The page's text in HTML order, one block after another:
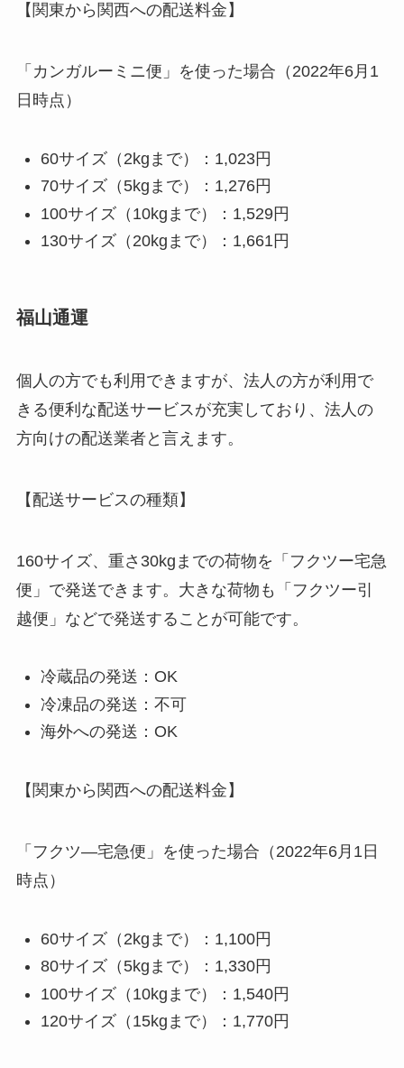
【関東から関西への配送料金】
「カンガルーミニ便」を使った場合（2022年6月1
日時点）
60サイズ（2kgまで）：1,023円
70サイズ（5kgまで）：1,276円
100サイズ（10kgまで）：1,529円
130サイズ（20kgまで）：1,661円
福山通運
個人の方でも利用できますが、法人の方が利用で
きる便利な配送サービスが充実しており、法人の
方向けの配送業者と言えます。
【配送サービスの種類】
160サイズ、重さ30kgまでの荷物を「フクツー宅急
便」で発送できます。大きな荷物も「フクツー引
越便」などで発送することが可能です。
冷蔵品の発送：OK
冷凍品の発送：不可
海外への発送：OK
【関東から関西への配送料金】
「フクツ―宅急便」を使った場合（2022年6月1日
時点）
60サイズ（2kgまで）：1,100円
80サイズ（5kgまで）：1,330円
100サイズ（10kgまで）：1,540円
120サイズ（15kgまで）：1,770円